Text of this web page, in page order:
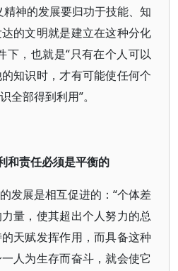
精神的发展要归功于技能、知
的文明就是建立在这种分化
下，也就是“只有在个人可以
知识时，才有可能使任何个
全部得到利用”。
和责任必须是平衡的
发展是相互促进的：“个体差
量，使其超出个人努力的总
天赋发挥作用，而具备这种
人为生存而奋斗，就会使它